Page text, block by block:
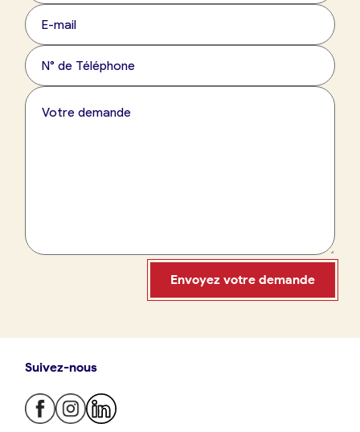
09 86 23 49 09
Envoyez votre demande
Suivez-nous